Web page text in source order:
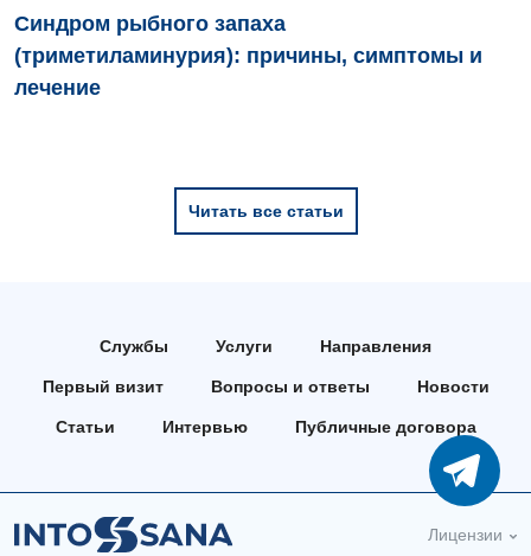
Синдром рыбного запаха
(триметиламинурия): причины, симптомы и
лечение
Читать все статьи
Службы Услуги Направления
Первый визит Вопросы и ответы Новости
Статьи Интервью Публичные договора
Лицензии